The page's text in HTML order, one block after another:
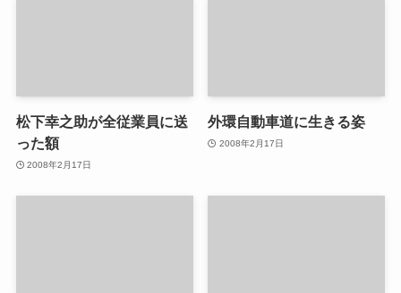
松下幸之助が全従業員に送
った額
2008年2月17日
外環自動車道に生きる姿
2008年2月17日